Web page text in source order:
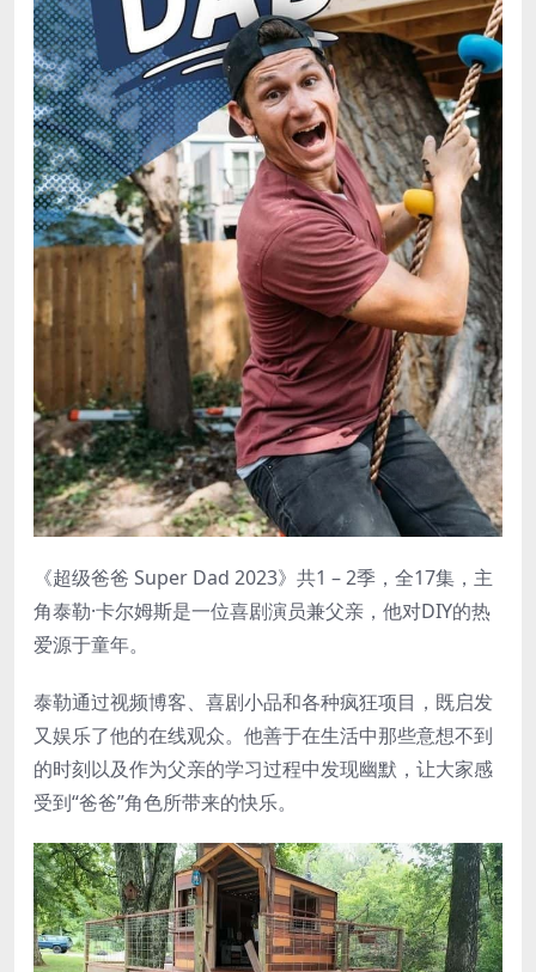
《超级爸爸 Super Dad 2023》共1 – 2季，全17集，主
角泰勒·卡尔姆斯是一位喜剧演员兼父亲，他对DIY的热
爱源于童年。
泰勒通过视频博客、喜剧小品和各种疯狂项目，既启发
又娱乐了他的在线观众。他善于在生活中那些意想不到
的时刻以及作为父亲的学习过程中发现幽默，让大家感
受到“爸爸”角色所带来的快乐。